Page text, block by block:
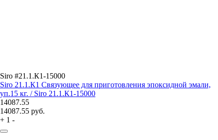
Siro #21.1.К1-15000
Siro 21.1.К1 Связующее для приготовления эпоксидной эмали,
уп.15 кг. / Siro 21.1.К1-15000
14087.55
14087.55 руб.
+ 1 -